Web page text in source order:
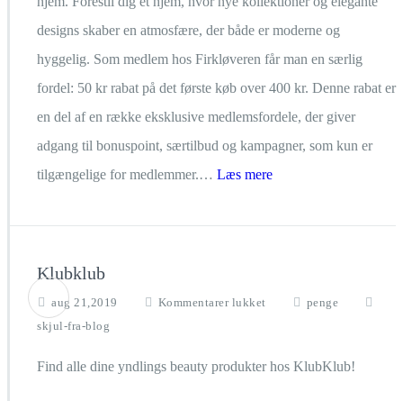
designs skaber en atmosfære, der både er moderne og
hyggelig. Som medlem hos Firkløveren får man en særlig
fordel: 50 kr rabat på det første køb over 400 kr. Denne rabat er
en del af en række eksklusive medlemsfordele, der giver
adgang til bonuspoint, særtilbud og kampagner, som kun er
tilgængelige for medlemmer.… Læs mere
Klubklub
aug 21,2019 Kommentarer lukket
penge
skjul-fra-blog
Find alle dine yndlings beauty produkter hos KlubKlub!